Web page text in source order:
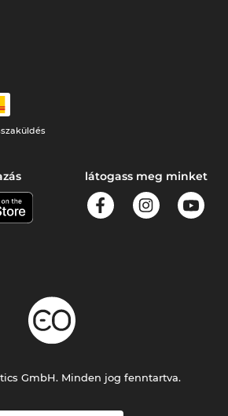
látogass meg minket
GmbH. Minden jog fenntartva.